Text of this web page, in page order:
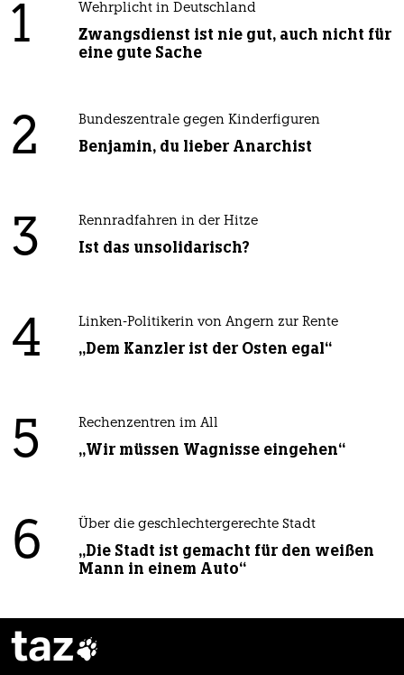
1 Wehrplicht in Deutschland
Zwangsdienst ist nie gut, auch nicht für
eine gute Sache
2 Bundeszentrale gegen Kinderfiguren
Benjamin, du lieber Anarchist
3 Rennradfahren in der Hitze
Ist das unsolidarisch?
4 Linken-Politikerin von Angern zur Rente
„Dem Kanzler ist der Osten egal“
5 Rechenzentren im All
„Wir müssen Wagnisse eingehen“
6 Über die geschlechtergerechte Stadt
„Die Stadt ist gemacht für den weißen
Mann in einem Auto“
taz